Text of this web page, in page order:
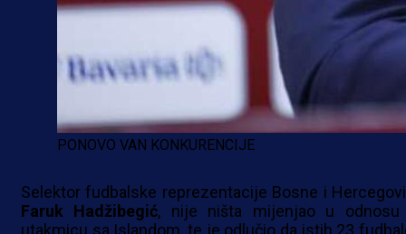
PONOVO VAN KONKURENCIJE
Selektor fudbalske reprezentacije Bosne i
Faruk Hadžibegić, nije ništa mijenjao u odnosu